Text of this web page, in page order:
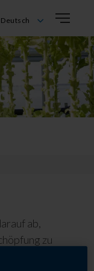
Deutsch
Deutsch
English
Français
Italiano
ab,
zu